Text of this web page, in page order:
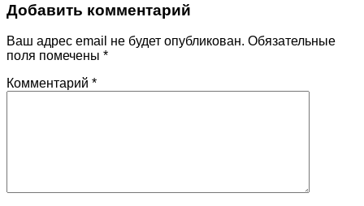
Добавить комментарий
Ваш адрес email не будет опубликован. Обязательные
поля помечены *
Комментарий *